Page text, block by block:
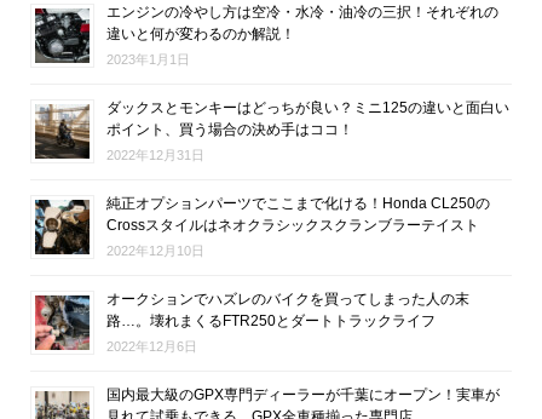
エンジンの冷やし方は空冷・水冷・油冷の三択！それぞれの
違いと何が変わるのか解説！
2023年1月1日
ダックスとモンキーはどっちが良い？ミニ125の違いと面白い
ポイント、買う場合の決め手はココ！
2022年12月31日
純正オプションパーツでここまで化ける！Honda CL250の
Crossスタイルはネオクラシックスクランブラーテイスト
2022年12月10日
オークションでハズレのバイクを買ってしまった人の末
路…。壊れまくるFTR250とダートトラックライフ
2022年12月6日
国内最大級のGPX専門ディーラーが千葉にオープン！実車が